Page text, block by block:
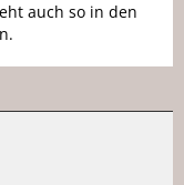
auch so in den